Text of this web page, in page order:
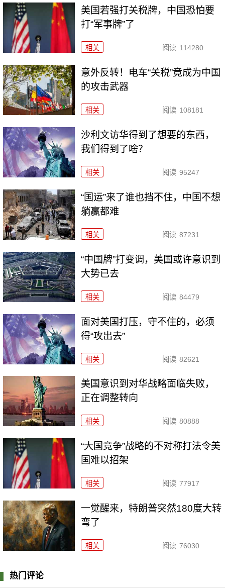
美国若强打关税牌，中国恐怕要
打“军事牌”了
相关 阅读 114280
意外反转！电车“关税”竟成为中国
的攻击武器
相关 阅读 108181
沙利文访华得到了想要的东西，
我们得到了啥？
相关 阅读 95247
“国运”来了谁也挡不住，中国不想
躺赢都难
相关 阅读 87231
“中国牌”打变调，美国或许意识到
大势已去
相关 阅读 84479
面对美国打压，守不住的，必须
得“攻出去”
相关 阅读 82621
美国意识到对华战略面临失败，
正在调整转向
相关 阅读 80888
“大国竞争”战略的不对称打法令美
国难以招架
相关 阅读 77917
一觉醒来，特朗普突然180度大转
弯了
相关 阅读 76030
热门评论